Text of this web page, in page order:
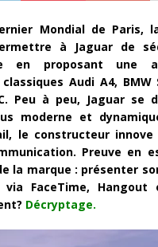
Mondial de Paris,
à Jaguar de
en proposant une
Audi A4, BMW
Peu à peu, Jaguar se
moderne et
le constructeur innove
Preuve en
la marque : présenter
FaceTime, Hangout
Décryptage.